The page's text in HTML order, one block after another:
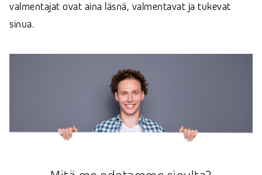
valmentajat ovat aina läsnä, valmentavat ja tukevat
sinua.